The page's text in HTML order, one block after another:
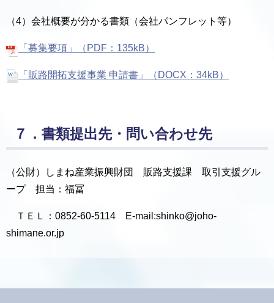
（4）会社概要が分かる書類（会社パンフレット等）
「募集要項」（PDF：135kB）
「販路開拓支援事業 申請書」（DOCX：34kB）
７．書類提出先・問い合わせ先
（公財）しまね産業振興財団 販路支援課 取引支援グル
ープ 担当：福冨
ＴＥＬ：0852-60-5114 E-mail:shinko@joho-
shimane.or.jp